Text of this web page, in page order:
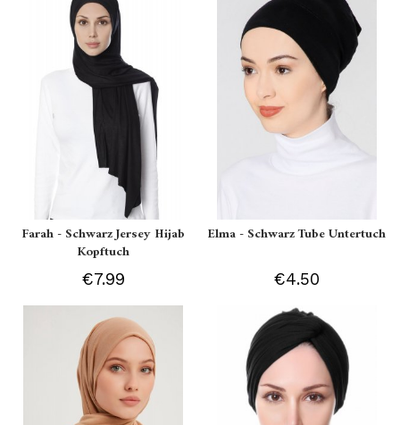
Farah - Schwarz Jersey Hijab
Kopftuch
€7.99
Elma - Schwarz Tube Untertuch
€4.50